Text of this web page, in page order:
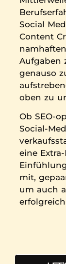
Social
Content
Aufgaben
genauso
oben zu
Ob SEO-
Social-
eine
mit,
um auch